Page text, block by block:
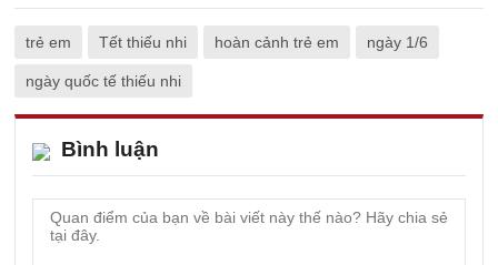
trẻ em Tết thiếu nhi hoàn cảnh trẻ em ngày 1/6
ngày quốc tế thiếu nhi
Bình luận